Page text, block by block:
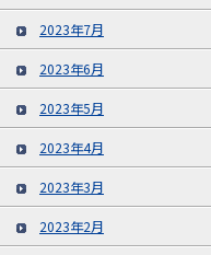
2023年7月
2023年6月
2023年5月
2023年4月
2023年3月
2023年2月